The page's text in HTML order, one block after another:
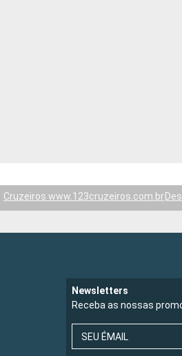
Cruzeiros www.123cruzeiros.com.br
Newsletters
Receba as nossas
SEU ÉMAIL